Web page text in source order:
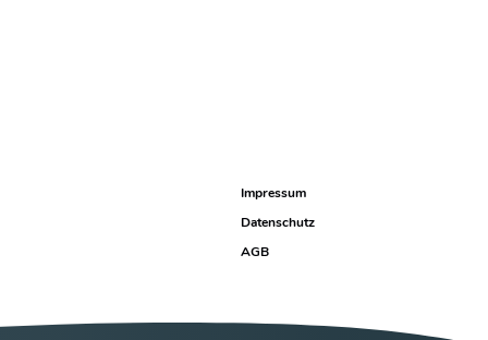
Impressum
Datenschutz
AGB